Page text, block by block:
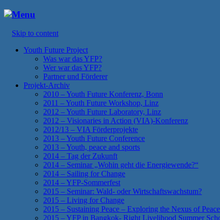
Menu
Skip to content
Youth Future Project
Was war das YFP?
Wer war das YFP?
Partner und Förderer
Projekt-Archiv
2010 – Youth Future Konferenz, Bonn
2011 – Youth Future Workshop, Linz
2012 – Youth Future Laboratory, Linz
2012 – Visionaries in Action (VIA)-Konferenz
2012/13 – VIA Förderprojekte
2013 – Youth Future Conference
2013 – Youth, peace and sports
2014 – Tag der Zukunft
2014 – Seminar „Wohin geht die Energiewende?“
2014 – Sailing for Change
2014 – YFP-Sommerfest
2015 – Seminar: Wald- oder Wirtschaftswachstum?
2015 – Living for Change
2015 – Sustaining Peace – Exploring the Nexus of
2015 – YFP in Bangkok- Right Livelihood Summer